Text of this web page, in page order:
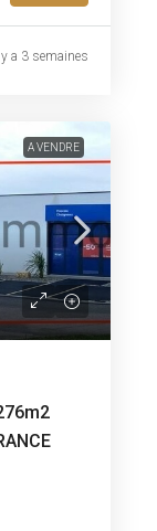
a 3 semaines
A VENDRE